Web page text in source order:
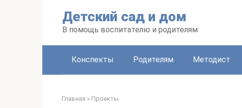
Детский сад и дом
В помощь воспитателю и родителям
Конспекты Родителям Методист
Главная » Проекты